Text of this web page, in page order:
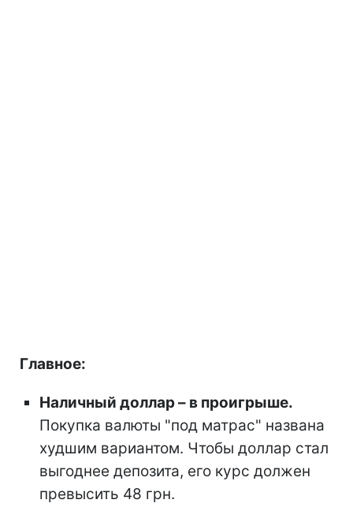
Главное:
Наличный доллар – в проигрыше.
Покупка валюты "под матрас" названа
худшим вариантом. Чтобы доллар стал
выгоднее депозита, его курс должен
превысить 48 грн.